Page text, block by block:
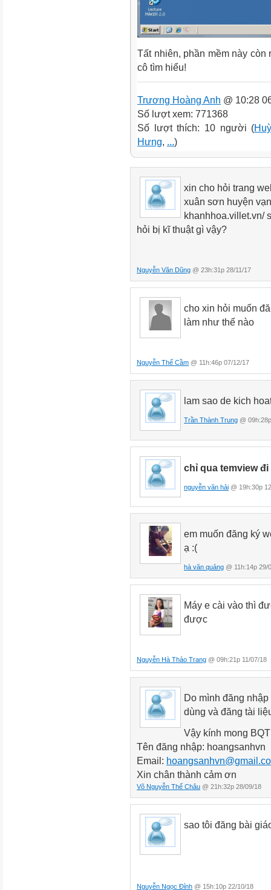
Tất nhiên, phần mềm này
cô tìm hiểu!
Trương Hoàng Anh @ 10:28
Số lượt xem: 771368
Số lượt thích: 10 người (
Hưng, ...)
xin cho hỏi trang
xuân sơn huyện
khanhhoa.villet.vn/
hỏi bị kĩ thuật gì vậy?
Nguyễn Văn Dũng @ 23h:31p 28/11/17
cho xin hỏi muốn
làm như thế nào
Nguyễn Thế Cầm @ 11h:46p 07/12/17
lam sao de kich
Trần Thành Trung @
chỉ qua temview đi
nguyễn văn hải @ 19h:30p
em muốn đăng ký
ạ :(
hà văn quảng @ 11h:14p 29/
Máy e cài vào thì
được
Nguyễn Hà Thảo Trang @ 09h:21p 11/07/18
Do mình đăng
dùng và đăng tài
Vậy kính mong
Tên đăng nhập: hoangsanhvn
Email:
Xin chân thành cảm ơn
Võ Nguyễn Thế Châu @ 21h:32p 28/09/18
sao tôi đăng bài
Nguyễn Ngọc Đỉnh @ 15h:10p 22/10/18